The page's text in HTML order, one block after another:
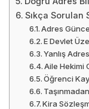
Sıkça Sorulan
Adres
E Devlet
Yanlış
Aile Hekimi
Öğrenci
Kira